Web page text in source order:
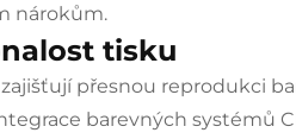
nárokům.
tisku
přesnou reprodukci
barevných systémů